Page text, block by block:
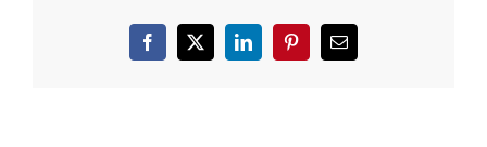
Facebook
X LinkedInPinterestEmail